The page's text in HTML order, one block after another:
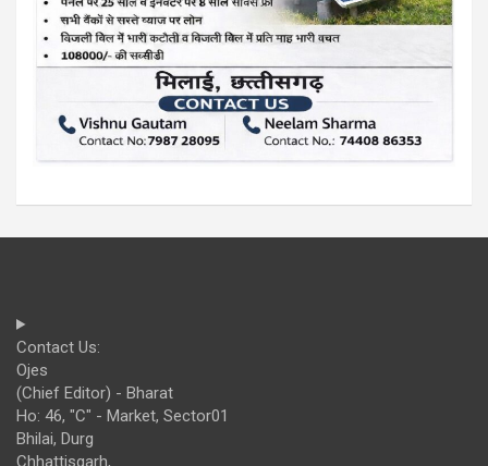
Contact Us:
Ojes
(Chief Editor) - Bharat
Ho: 46, "C" - Market, Sector01
Bhilai, Durg
Chhattisgarh,